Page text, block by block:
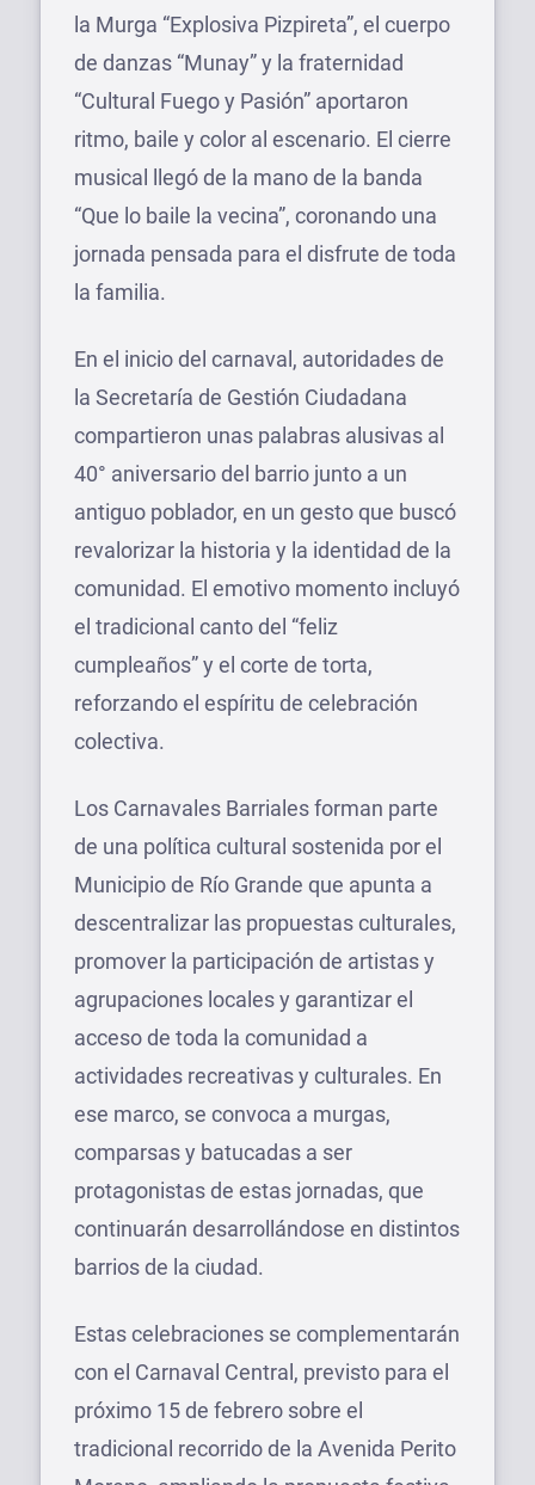
la Murga “Explosiva Pizpireta”, el cuerpo
de danzas “Munay” y la fraternidad
“Cultural Fuego y Pasión” aportaron
ritmo, baile y color al escenario. El cierre
musical llegó de la mano de la banda
“Que lo baile la vecina”, coronando una
jornada pensada para el disfrute de toda
la familia.
En el inicio del carnaval, autoridades de
la Secretaría de Gestión Ciudadana
compartieron unas palabras alusivas al
40° aniversario del barrio junto a un
antiguo poblador, en un gesto que buscó
revalorizar la historia y la identidad de la
comunidad. El emotivo momento incluyó
el tradicional canto del “feliz
cumpleaños” y el corte de torta,
reforzando el espíritu de celebración
colectiva.
Los Carnavales Barriales forman parte
de una política cultural sostenida por el
Municipio de Río Grande que apunta a
descentralizar las propuestas culturales,
promover la participación de artistas y
agrupaciones locales y garantizar el
acceso de toda la comunidad a
actividades recreativas y culturales. En
ese marco, se convoca a murgas,
comparsas y batucadas a ser
protagonistas de estas jornadas, que
continuarán desarrollándose en distintos
barrios de la ciudad.
Estas celebraciones se complementarán
con el Carnaval Central, previsto para el
próximo 15 de febrero sobre el
tradicional recorrido de la Avenida Perito